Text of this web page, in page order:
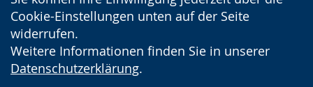
Cookie-Einstellungen unten auf der Seite
widerrufen.
Weitere Informationen finden Sie in unserer
Datenschutzerklärung.